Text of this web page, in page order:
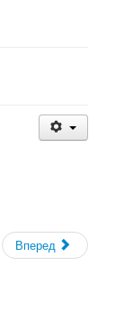
Вперед